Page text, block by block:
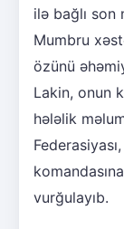
ilə bağlı son
Mumbru
özünü
Lakin, onun
hələlik
vurğulayıb.